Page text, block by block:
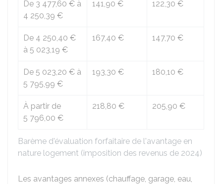
Barème d'évaluation forfaitaire de l'avantage en
nature logement (imposition des revenus de 2024)
De 3 477,60 € à
4 250,39 €
141,90 € 122,30 €
De 4 250,40 €
à 5 023,19 €
167,40 € 147,70 €
De 5 023,20 € à
5 795,99 €
193,30 € 180,10 €
À partir de
5 796,00 €
218,80 € 205,90 €
Les avantages annexes (chauffage, garage, eau,